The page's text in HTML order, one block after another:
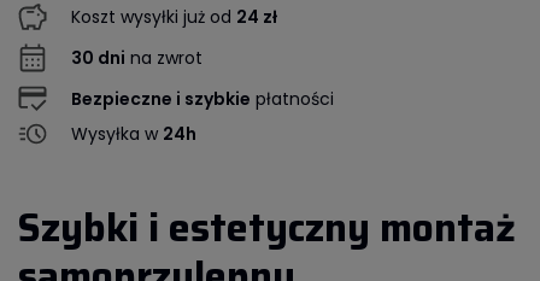
Koszt wysyłki już od 24 zł
30 dni na zwrot
Bezpieczne i szybkie płatności
Wysyłka w 24h
Szybki i estetyczny montaż